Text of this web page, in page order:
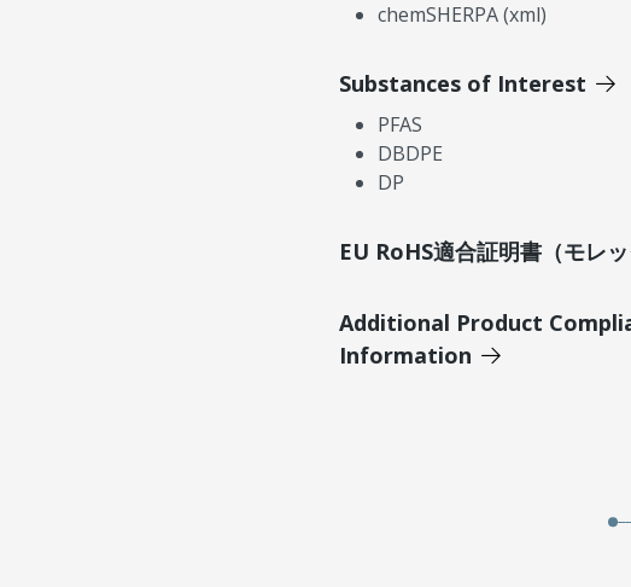
chemSHERPA (xml)
Substances of Interest
PFAS
DBDPE
DP
EU RoHS適合証明書（モレッ
Additional Product
Information